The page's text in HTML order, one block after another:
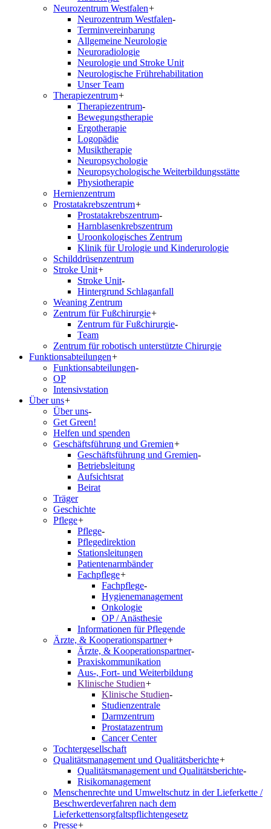
Neurozentrum Westfalen+
Neurozentrum Westfalen-
Terminvereinbarung
Allgemeine Neurologie
Neuroradiologie
Neurologie und Stroke Unit
Neurologische Frührehabilitation
Unser Team
Therapiezentrum+
Therapiezentrum-
Bewegungstherapie
Ergotherapie
Logopädie
Musiktherapie
Neuropsychologie
Neuropsychologische Weiterbildungsstätte
Physiotherapie
Hernienzentrum
Prostatakrebszentrum+
Prostatakrebszentrum-
Harnblasenkrebszentrum
Uroonkologisches Zentrum
Klinik für Urologie und Kinderurologie
Schilddrüsenzentrum
Stroke Unit+
Stroke Unit-
Hintergrund Schlaganfall
Weaning Zentrum
Zentrum für Fußchirurgie+
Zentrum für Fußchirurgie-
Team
Zentrum für robotisch unterstützte Chirurgie
Funktionsabteilungen+
Funktionsabteilungen-
OP
Intensivstation
Über uns+
Über uns-
Get Green!
Helfen und spenden
Geschäftsführung und Gremien+
Geschäftsführung und Gremien-
Betriebsleitung
Aufsichtsrat
Beirat
Träger
Geschichte
Pflege+
Pflege-
Pflegedirektion
Stationsleitungen
Patientenarmbänder
Fachpflege+
Fachpflege-
Hygienemanagement
Onkologie
OP / Anästhesie
Informationen für Pflegende
Ärzte, & Kooperationspartner+
Ärzte, & Kooperationspartner-
Praxiskommunikation
Aus-, Fort- und Weiterbildung
Klinische Studien+
Klinische Studien-
Studienzentrale
Darmzentrum
Prostatazentrum
Cancer Center
Tochtergesellschaft
Qualitätsmanagement und Qualitätsberichte+
Qualitätsmanagement und Qualitätsberichte-
Risikomanagement
Menschenrechte und Umweltschutz in der Lieferkette /
Beschwerdeverfahren nach dem
Lieferkettensorgfaltspflichtengesetz
Presse+